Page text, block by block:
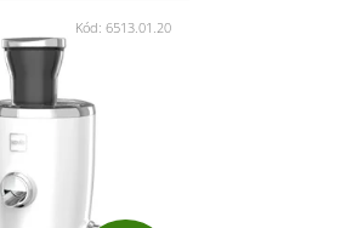
Kód: 6513.01.20